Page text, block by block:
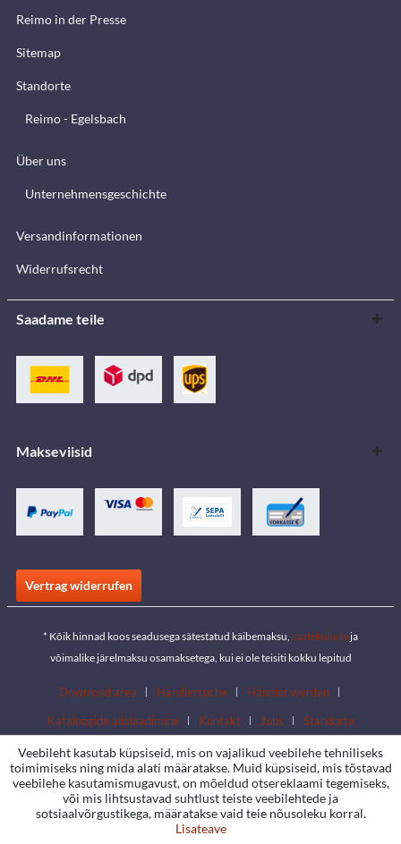
Reimo in der Presse
Sitemap
Standorte
Reimo - Egelsbach
Über uns
Unternehmensgeschichte
Versandinformationen
Widerrufsrecht
Saadame teile
Makseviisid
Vertrag widerrufen
* Kõik hinnad koos seadusega sätestatud käibemaksu, saatekulude ja
võimalike järelmaksu osamaksetega, kui ei ole teisiti kokku lepitud
Download area Händlersuche
Händler werden
Kataloogide allalaadimine
Kontakt Jobs Standorte
Veebileht kasutab küpsiseid, mis on vajalikud veebilehe tehniliseks
toimimiseks ning mida alati määratakse. Muid küpsiseid, mis tõstavad
veebilehe kasutamismugavust, on mõeldud otsereklaami tegemiseks,
või mis lihtsustavad suhtlust teiste veebilehtede ja
sotsiaalvõrgustikega, määratakse vaid teie nõusoleku korral.
Lisateave